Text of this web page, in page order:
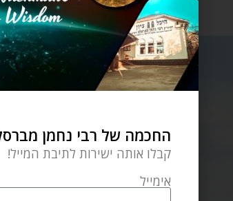
החכמה של רבי נחמן
קבלו אותה ישירות לתיבת המייל!
אימייל